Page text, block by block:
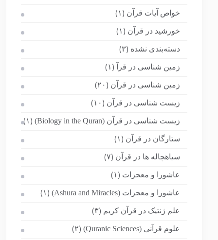
خواص آیات قرآن (۱)
خورشید در قرآن (۱)
دسته‌بندی نشده (۳)
زمین شناسی در قرآ (۱)
زمین شناسی در قرآن (۲۰)
زیست شناسی در قرآن (۱۰)
زیست شناسی در قرآن (Biology in the Quran) (۱)
ستارگان در قرآن (۱)
سیاهچاله ها در قرآن (۷)
عاشورا و معجزات (۱)
عاشورا و معجزات (Ashura and Miracles) (۱)
علم ژنتیک در قرآن کریم (۳)
علوم قرآنی (Quranic Sciences) (۲)